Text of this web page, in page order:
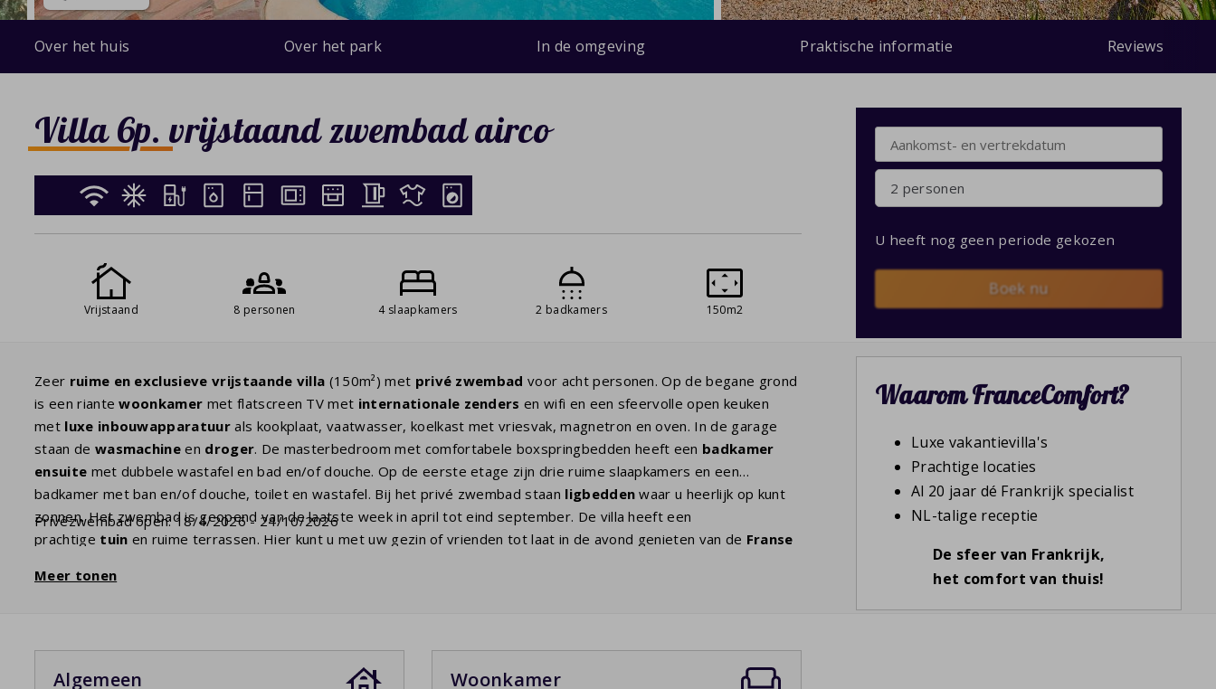
Over het huis Over het park In de omgeving Praktische informatie Reviews
Villa 6p. vrijstaand zwembad airco
Vrijstaand 8 personen 4 slaapkamers 2 badkamers 150m2
Zeer ruime en exclusieve vrijstaande villa (150m²) met privé zwembad voor acht personen. Op de begane grond
is een riantewoonkamer met flatscreen TV met internationale zenders en wifi en een sfeervolle open keuken
met luxe inbouwapparatuurals kookplaat, vaatwasser, koelkast met vriesvak, magnetron en oven. In de garage
staan de wasmachine en droger. De masterbedroom met comfortabele boxspringbedden heeft een badkamer
ensuite met dubbele wastafel en bad en/of douche. Op de eerste etage zijn drie ruime slaapkamers en een
badkamer met ban en/of douche, toilet en wastafel. Bij het privé zwembad staan ligbedden waar u heerlijk op kunt
zonnen. Het zwembad is geopend van de laatste week in april tot eind september. De villa heeft een
prachtige tuin en ruime terrassen. Hier kunt u met uw gezin of vrienden tot laat in de avond genieten van de Franse
dan dient u dit vooraf te selecteren bij de huiskenmerken op de overzichtspagina van alle huizen van dit park.
Privézwembad open: 18/4/2026 - 24/10/2026
Meer tonen
Algemeen Woonkamer
2 personen
U heeft nog geen periode gekozen
Boek nu
Waarom FranceComfort?
Luxe vakantievilla's
Prachtige locaties
Al 20 jaar dé Frankrijk specialist
NL-talige receptie
De sfeer van Frankrijk,
het comfort van thuis!